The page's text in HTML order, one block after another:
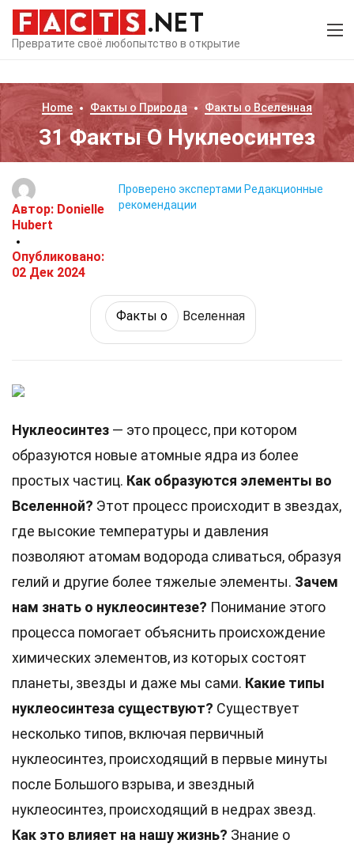
Превратите своё любопытство в открытие
Home Факты о Природа Факты о Вселенная
31 Факты О Нуклеосинтез
Автор: Donielle
Hubert
Опубликовано:
02 Дек 2024
Проверено экспертами Редакционные
рекомендации
Факты о Вселенная
Нуклеосинтез — это процесс, при котором
образуются новые атомные ядра из более
простых частиц. Как образуются элементы во
Вселенной? Этот процесс происходит в звездах,
где высокие температуры и давления
позволяют атомам водорода сливаться, образуя
гелий и другие более тяжелые элементы. Зачем
нам знать о нуклеосинтезе? Понимание этого
процесса помогает объяснить происхождение
химических элементов, из которых состоят
планеты, звезды и даже мы сами. Какие типы
нуклеосинтеза существуют? Существует
несколько типов, включая первичный
нуклеосинтез, происходящий в первые минуты
после Большого взрыва, и звездный
нуклеосинтез, происходящий в недрах звезд.
Как это влияет на нашу жизнь? Знание о